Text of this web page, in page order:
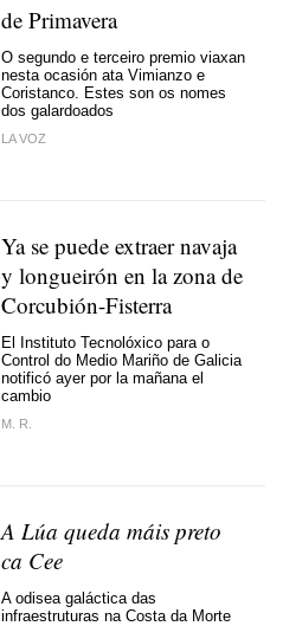
de Primavera
O segundo e terceiro premio viaxan
nesta ocasión ata Vimianzo e
Coristanco. Estes son os nomes
dos galardoados
LA VOZ
Ya se puede extraer navaja
y longueirón en la zona de
Corcubión-Fisterra
El Instituto Tecnolóxico para o
Control do Medio Mariño de Galicia
notificó ayer por la mañana el
cambio
M. R.
A Lúa queda máis preto
ca Cee
A odisea galáctica das
infraestruturas na Costa da Morte